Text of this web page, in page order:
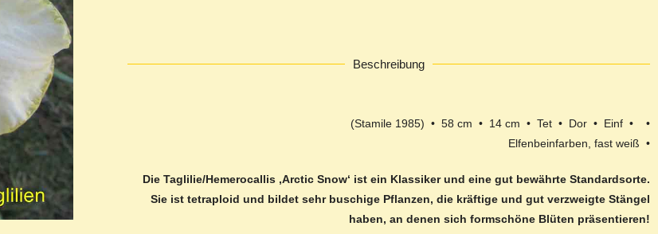
Beschreibung
(Stamile 1985) • 58 cm • 14 cm • Tet • Dor • Einf • •
Elfenbeinfarben, fast weiß •
Die Taglilie/Hemerocallis ‚Arctic Snow‘ ist ein Klassiker und eine gut bewährte Standardsorte.
Sie ist tetraploid und bildet sehr buschige Pflanzen, die kräftige und gut verzweigte Stängel
haben, an denen sich formschöne Blüten präsentieren!